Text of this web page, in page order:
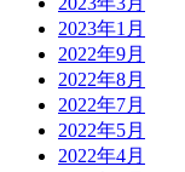
2023年1月
2022年9月
2022年8月
2022年7月
2022年5月
2022年4月